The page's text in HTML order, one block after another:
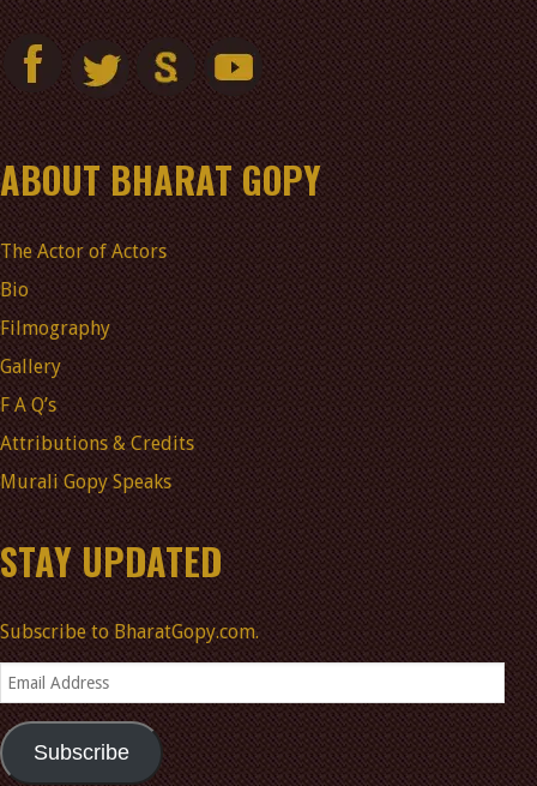
ABOUT BHARAT GOPY
The Actor of Actors
Bio
Filmography
Gallery
F A Q’s
Attributions & Credits
Murali Gopy Speaks
STAY UPDATED
Subscribe to BharatGopy.com.
Email
Address
Subscribe